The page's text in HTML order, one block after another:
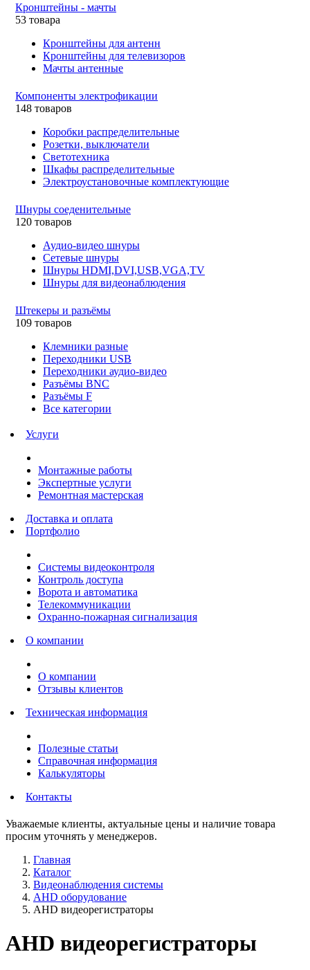
Кронштейны - мачты
53 товара
Кронштейны для антенн
Кронштейны для телевизоров
Мачты антенные
Компоненты электрофикации
148 товаров
Коробки распределительные
Розетки, выключатели
Светотехника
Шкафы распределительные
Электроустановочные комплектующие
Шнуры соеденительные
120 товаров
Аудио-видео шнуры
Сетевые шнуры
Шнуры HDMI,DVI,USB,VGA,TV
Шнуры для видеонаблюдения
Штекеры и разъёмы
109 товаров
Клемники разные
Переходники USB
Переходники аудио-видео
Разъёмы BNC
Разъёмы F
Все категории
Услуги
Монтажные работы
Экспертные услуги
Ремонтная мастерская
Доставка и оплата
Портфолио
Системы видеоконтроля
Контроль доступа
Ворота и автоматика
Телекоммуникации
Охранно-пожарная сигнализация
О компании
О компании
Отзывы клиентов
Техническая информация
Полезные статьи
Справочная информация
Калькуляторы
Контакты
Уважаемые клиенты, актуальные цены и наличие товара
просим уточнять у менеджеров.
Главная
Каталог
Видеонаблюдения cистемы
AHD оборудование
AHD видеорегистраторы
AHD видеорегистраторы